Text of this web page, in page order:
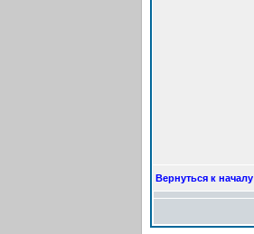
Вернуться к началу